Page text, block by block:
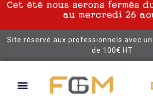
Cet été nous serons fermés
au mercredi 26
Site réservé aux professionnels avec
de 100€ HT